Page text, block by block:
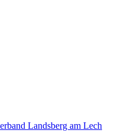
Landsberg am Lech